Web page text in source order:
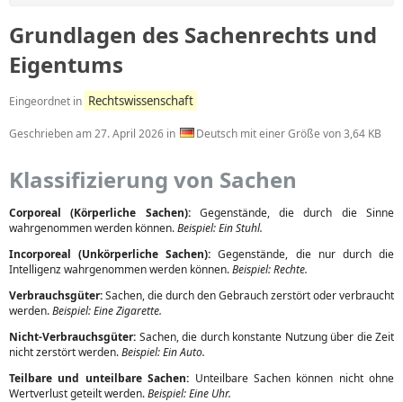
Grundlagen des Sachenrechts und
Eigentums
Eingeordnet in Rechtswissenschaft
Geschrieben am27. April 2026 in Deutsch mit einer Größe von 3,64 KB
Klassifizierung von Sachen
Corporeal (Körperliche Sachen):Gegenstände, die durch die Sinne
wahrgenommen werden können.Beispiel: Ein Stuhl.
Incorporeal (Unkörperliche Sachen): Gegenstände, die nur durch die
Intelligenz wahrgenommen werden können.Beispiel: Rechte.
Verbrauchsgüter:Sachen, die durch den Gebrauch zerstört oder verbraucht
werden.Beispiel: Eine Zigarette.
Nicht-Verbrauchsgüter: Sachen, die durch konstante Nutzung über die Zeit
nicht zerstört werden.Beispiel: Ein Auto.
Teilbare und unteilbare Sachen: Unteilbare Sachen können nicht ohne
Wertverlust geteilt werden.Beispiel: Eine Uhr.